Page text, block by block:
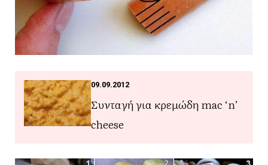
09.09.2012
Συνταγή για κρεμώδη mac ‘n’
cheese